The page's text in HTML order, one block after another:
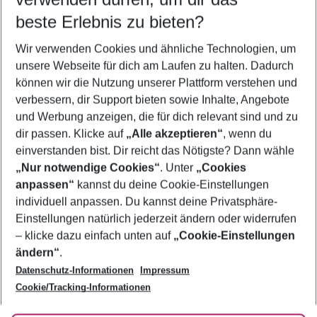
5-8 Nächte
2 Erwachsene Keine Kinder
Mehr Filter anzeigen
Footer
Footer navigation
Über uns
AGB
Bestpreisgarantie
Cookie-Einstellungen ändern
Cookie-Richtlinie
Agenturbetreuung
Barrierefreies Reisen
Folge uns
beste Erlebnis zu bieten?
Wir verwenden Cookies und ähnliche Technologien, um
unsere Webseite für dich am Laufen zu halten. Dadurch
können wir die Nutzung unserer Plattform verstehen und
verbessern, dir Support bieten sowie Inhalte, Angebote
und Werbung anzeigen, die für dich relevant sind und zu
dir passen. Klicke auf „Alle akzeptieren“, wenn du
einverstanden bist. Dir reicht das Nötigste? Dann wähle
„Nur notwendige Cookies“. Unter „Cookies
anpassen“ kannst du deine Cookie-Einstellungen
individuell anpassen. Du kannst deine Privatsphäre-
Einstellungen natürlich jederzeit ändern oder widerrufen
– klicke dazu einfach unten auf „Cookie-Einstellungen
ändern“.
Datenschutz-Informationen
Impressum
Cookie/Tracking-Informationen